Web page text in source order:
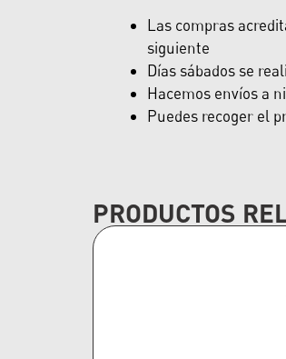
Las compras
siguiente
Días sábados se
Hacemos envíos a
Puedes recoger el
PRODUCTOS